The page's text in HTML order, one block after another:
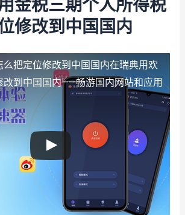
金税三期个人所得税
修改到中国国内
么把定位修改到中国国内在瑞典用欢
改到中国国内——畅游国内网站和应用